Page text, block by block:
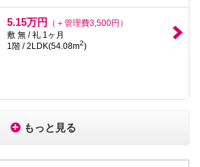
5.15万円
（＋管理費3,500円）
敷 無 / 礼 1ヶ月
1階 / 2LDK(54.08m2)
もっと見る